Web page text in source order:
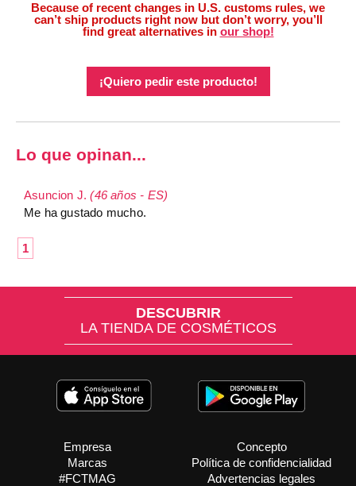
Because of recent changes in U.S. customs rules, we
can’t ship products right now but don’t worry, you’ll
find great alternatives in our shop!
¡Quiero pedir este producto!
Lo que opinan...
Asuncion J.(46 años - ES)
Me ha gustado mucho.
1
DESCUBRIR
LA TIENDA DE COSMÉTICOS
Empresa
Marcas
#FCTMAG
Concepto
Política de confidencialidad
Advertencias legales